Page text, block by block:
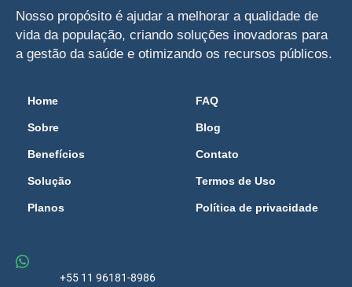
Nosso propósito é ajudar a melhorar a qualidade de
vida da população, criando soluções inovadoras para
a gestão da saúde e otimizando os recursos públicos.
Home
Sobre
Benefícios
Solução
Planos
FAQ
Blog
Contato
Termos de Uso
Política de privacidade
+55 11 96181-8986